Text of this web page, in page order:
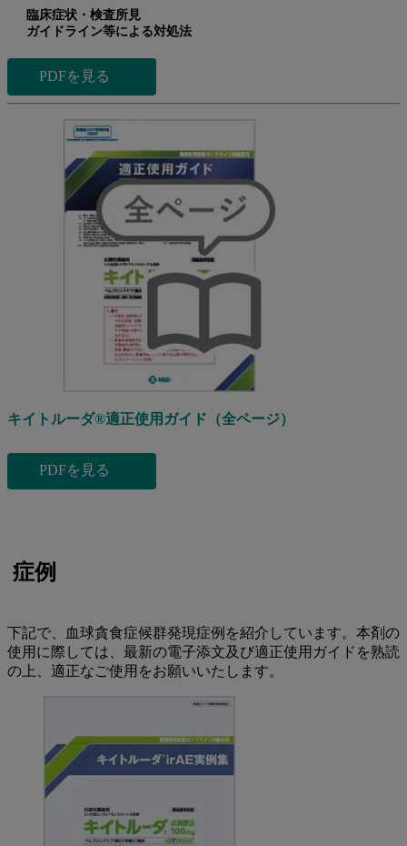
臨床症状・検査所見
ガイドライン等による対処法
PDFを見る
キイトルーダ®適正使用ガイド（全ページ）
PDFを見る
症例
下記で、⾎球貪⾷症候群発現症例を紹介しています。本剤の
使用に際しては、最新の電子添文及び適正使用ガイドを熟読
の上、適正なご使用をお願いいたします。